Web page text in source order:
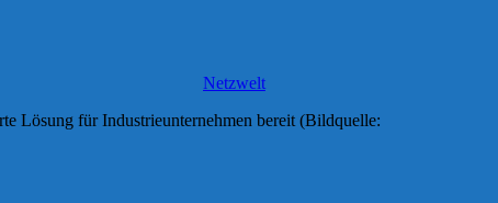
Netzwelt
Lösung für Industrieunternehmen bereit (Bildquelle: